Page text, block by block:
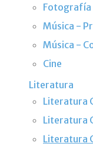
Fotografía
Música -
Música -
Cine
Literatura
Literatura
Literatura
Literatura